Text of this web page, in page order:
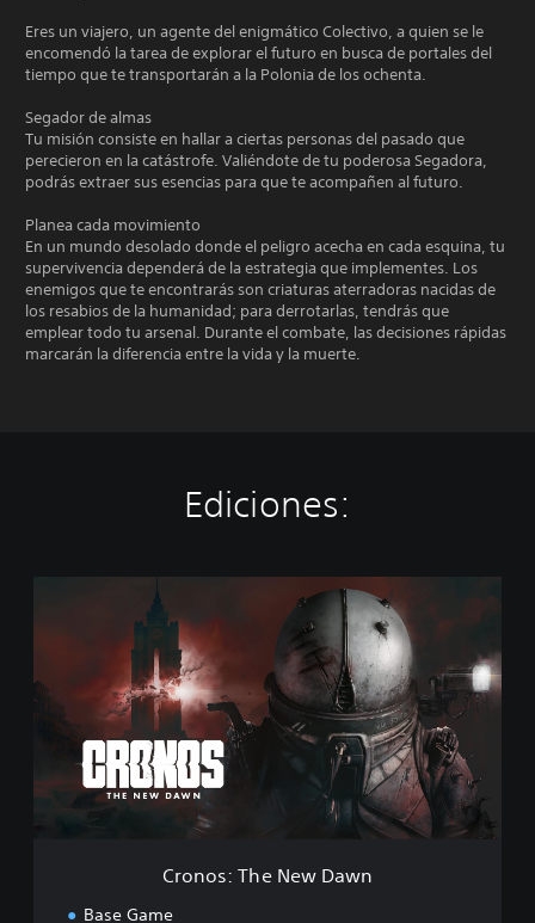
Eres un viajero, un agente del enigmático Colectivo, a quien se le
encomendó la tarea de explorar el futuro en busca de portales del
tiempo que te transportarán a la Polonia de los ochenta.
Segador de almas
Tu misión consiste en hallar a ciertas personas del pasado que
perecieron en la catástrofe. Valiéndote de tu poderosa Segadora,
podrás extraer sus esencias para que te acompañen al futuro.
Planea cada movimiento
En un mundo desolado donde el peligro acecha en cada esquina, tu
supervivencia dependerá de la estrategia que implementes. Los
enemigos que te encontrarás son criaturas aterradoras nacidas de
los resabios de la humanidad; para derrotarlas, tendrás que
emplear todo tu arsenal. Durante el combate, las decisiones rápidas
marcarán la diferencia entre la vida y la muerte.
Ediciones:
o
Cronos: The New Dawn
Base Game